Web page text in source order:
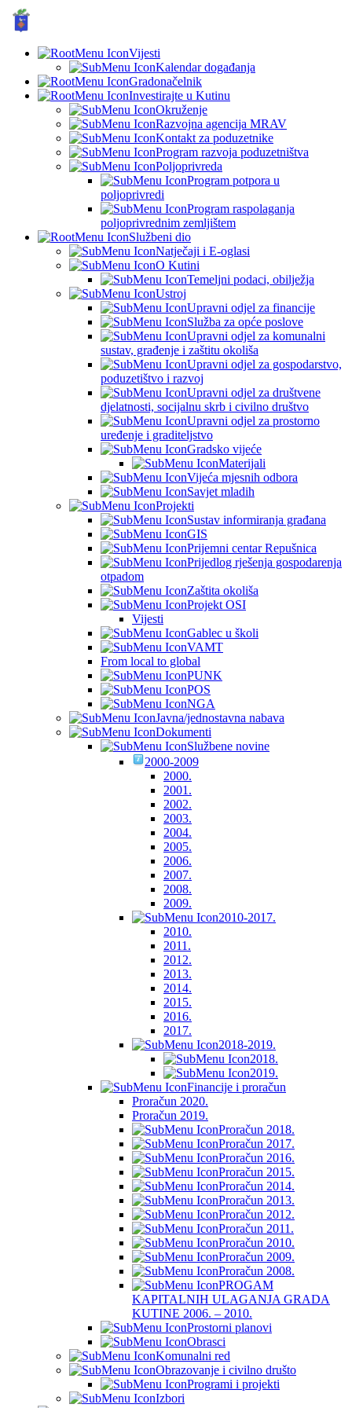
Vijesti
Kalendar događanja
Gradonačelnik
Investirajte u Kutinu
Okruženje
Razvojna agencija MRAV
Kontakt za poduzetnike
Program razvoja poduzetništva
Poljoprivreda
Program potpora u
poljoprivredi
Program raspolaganja
poljoprivrednim zemljištem
Službeni dio
Natječaji i E-oglasi
O Kutini
Temeljni podaci, obilježja
Ustroj
Upravni odjel za financije
Služba za opće poslove
Upravni odjel za komunalni
sustav, građenje i zaštitu okoliša
Upravni odjel za gospodarstvo,
poduzetištvo i razvoj
Upravni odjel za društvene
djelatnosti, socijalnu skrb i civilno društvo
Upravni odjel za prostorno
uređenje i graditeljstvo
Gradsko vijeće
Materijali
Vijeća mjesnih odbora
Savjet mladih
Projekti
Sustav informiranja građana
GIS
Prijemni centar Repušnica
Prijedlog rješenja gospodarenja
otpadom
Zaštita okoliša
Projekt OSI
Vijesti
Gablec u školi
VAMT
From local to global
PUNK
POS
NGA
Javna/jednostavna nabava
Dokumenti
Službene novine
2000-2009
2000.
2001.
2002.
2003.
2004.
2005.
2006.
2007.
2008.
2009.
2010-2017.
2010.
2011.
2012.
2013.
2014.
2015.
2016.
2017.
2018-2019.
2018.
2019.
Financije i proračun
Proračun 2020.
Proračun 2019.
Proračun 2018.
Proračun 2017.
Proračun 2016.
Proračun 2015.
Proračun 2014.
Proračun 2013.
Proračun 2012.
Proračun 2011.
Proračun 2010.
Proračun 2009.
Proračun 2008.
PROGAM
KAPITALNIH ULAGANJA GRADA
KUTINE 2006. – 2010.
Prostorni planovi
Obrasci
Komunalni red
Obrazovanje i civilno društo
Programi i projekti
Izbori